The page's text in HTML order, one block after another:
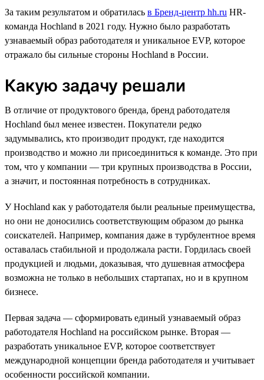
За таким результатом и обратилась в Бренд-центр hh.ru HR-
команда Hochland в 2021 году. Нужно было разработать
узнаваемый образ работодателя и уникальное EVP, которое
отражало бы сильные стороны Hochland в России.
Какую задачу решали
В отличие от продуктового бренда, бренд работодателя
Hochland был менее известен. Покупатели редко
задумывались, кто производит продукт, где находится
производство и можно ли присоединиться к команде. Это при
том, что у компании — три крупных производства в России,
а значит, и постоянная потребность в сотрудниках.
У Hochland как у работодателя были реальные преимущества,
но они не доносились соответствующим образом до рынка
соискателей. Например, компания даже в турбулентное время
оставалась стабильной и продолжала расти. Гордилась своей
продукцией и людьми, доказывая, что душевная атмосфера
возможна не только в небольших стартапах, но и в крупном
бизнесе.
Первая задача — сформировать единый узнаваемый образ
работодателя Hochland на российском рынке. Вторая —
разработать уникальное EVP, которое соответствует
международной концепции бренда работодателя и учитывает
особенности российской компании.